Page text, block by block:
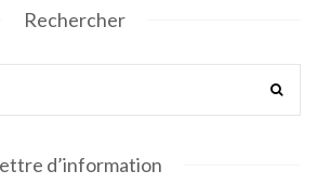
Rechercher
d’information